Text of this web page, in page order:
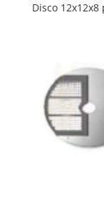
Disco